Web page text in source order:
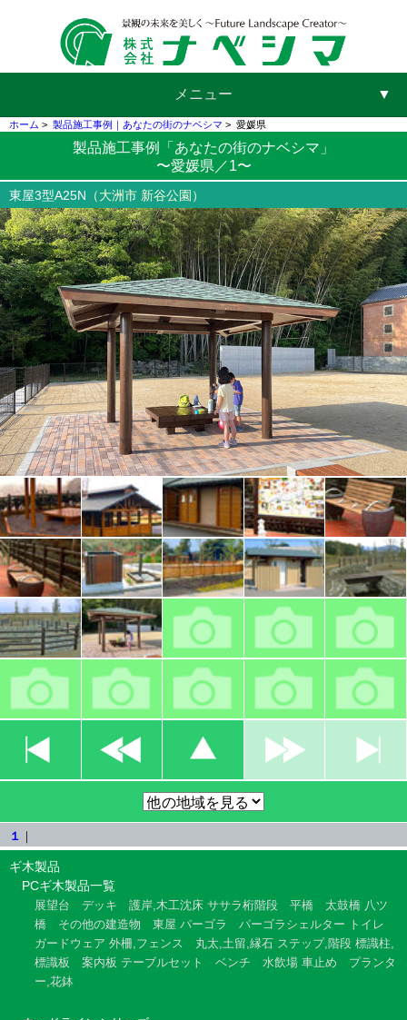
メニュー ▼
▼
▼
▼
ホーム > 製品施工事例｜あなたの街のナベシマ > 愛媛県
製品施工事例「あなたの街のナベシマ」
〜愛媛県／1〜
東屋3型A25N （大洲市 新谷公園）
１ ｜
ギ木製品
PCギ木製品一覧
展望台 デッキ 護岸,木工沈床 ササラ桁階段 平橋 太鼓橋 八ツ
橋
その他の建造物 東屋 パーゴラ パーゴラシェルター トイレ
ガードウェア 外柵,フェンス 丸太,土留,縁石 ステップ,階段 標識柱,
標識板
案内板 テーブルセット ベンチ 水飲場 車止め
プランタ
ー,花鉢